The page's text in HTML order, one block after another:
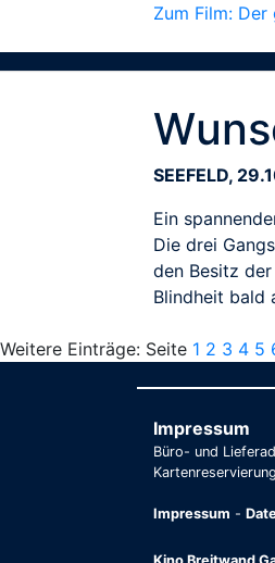
Zum Film: Der
SEEFELD,
Ein
Die drei
den Besitz
Blindheit bald
Weitere Einträge: Seite 1 2 3 4 5
Impressum
Büro- und
Impressum -